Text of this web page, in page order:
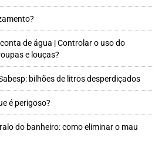
de água | Controlar o uso do
e louças?
bilhões de litros desperdiçados
é perigoso?
do banheiro: como eliminar o mau